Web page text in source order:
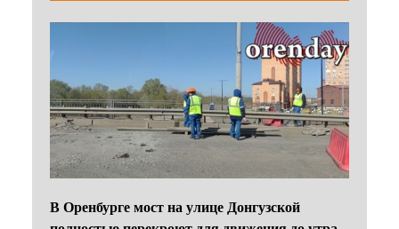
В Оренбурге мост на улице Донгузской